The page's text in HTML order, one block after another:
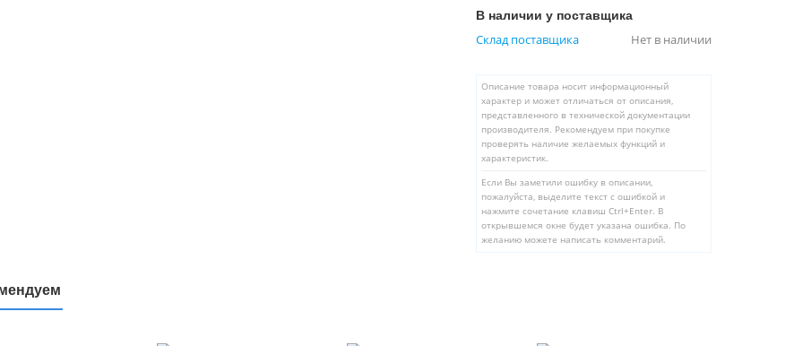
В наличии у поставщика
Склад поставщика Нет в наличии
Описание товара носит информационный
характер и может отличаться от описания,
представленного в технической документации
производителя. Рекомендуем при покупке
проверять наличие желаемых функций и
характеристик.
Если Вы заметили ошибку в описании,
пожалуйста, выделите текст с ошибкой и
нажмите сочетание клавиш Ctrl+Enter. В
открывшемся окне будет указана ошибка. По
желанию можете написать комментарий.